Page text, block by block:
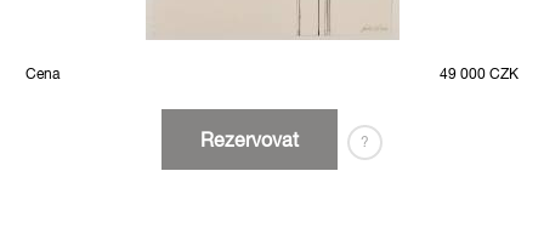
Cena 49 000 CZK
Rezervovat ?